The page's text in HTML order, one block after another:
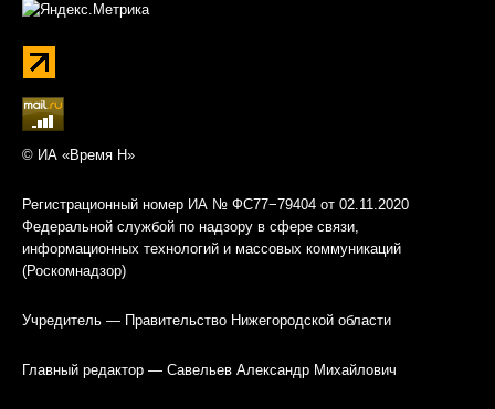
© ИА «Время Н»
Регистрационный номер ИА № ФС77−79404 от 02.11.2020
Федеральной службой по надзору в сфере связи,
информационных технологий и массовых коммуникаций
(Роскомнадзор)
Учредитель — Правительство Нижегородской области
Главный редактор — Савельев Александр Михайлович